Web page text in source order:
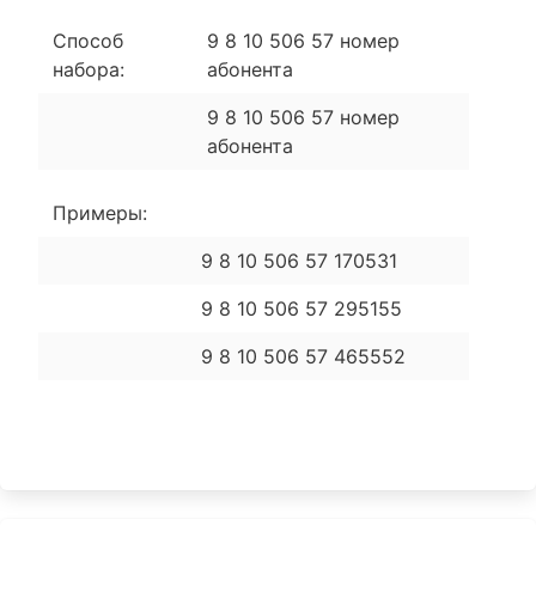
Способ
набора:
9 8 10 506 57 номер
абонента
9 8 10 506 57 номер
абонента
Примеры:
9 8 10 506 57 170531
9 8 10 506 57 295155
9 8 10 506 57 465552